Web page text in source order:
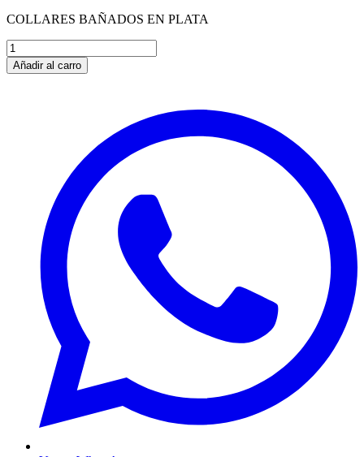
COLLARES BAÑADOS EN PLATA
Añadir al carro